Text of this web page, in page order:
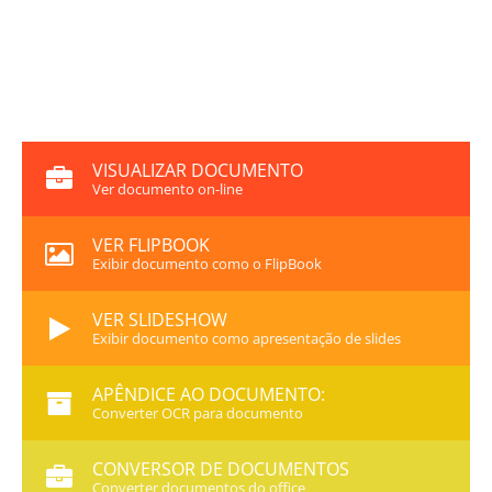
VISUALIZAR DOCUMENTO
Ver documento on-line
VER FLIPBOOK
Exibir documento como o FlipBook
VER SLIDESHOW
Exibir documento como apresentação de slides
APÊNDICE AO DOCUMENTO:
Converter OCR para documento
CONVERSOR DE DOCUMENTOS
Converter documentos do office